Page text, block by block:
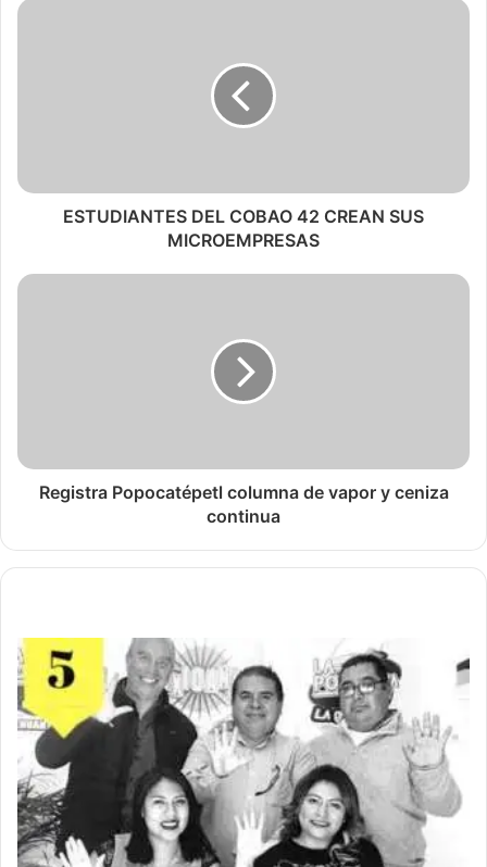
ESTUDIANTES DEL COBAO 42 CREAN SUS
MICROEMPRESAS
Registra Popocatépetl columna de vapor y ceniza
continua